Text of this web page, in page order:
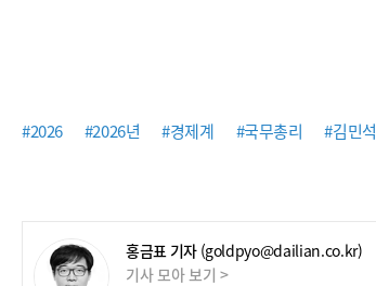
#2026 #2026년 #경제계 #국무총리 #김민석
홍금표 기자 (goldpyo@dailian.co.kr)
기사 모아 보기 >